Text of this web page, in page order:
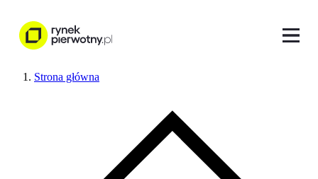
Strona główna